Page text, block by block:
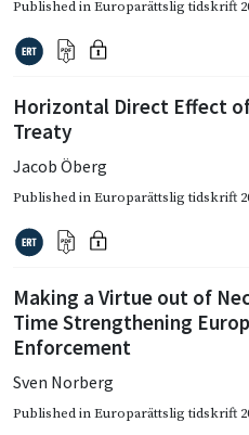
Published inEuroparättslig tidskrift
Horizontal Direct Effect
Treaty
Jacob Öberg
Published inEuroparättslig tidskrift
Making a Virtue out of
Time Strengthening
Enforcement
Sven Norberg
Published inEuroparättslig tidskrift